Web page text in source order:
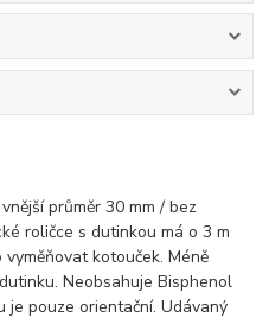
průměr 30 mm / bez
roličce s dutinkou má o 3 m
kotouček. Méně
Neobsahuje Bisphenol
je pouze orientační. Udávaný